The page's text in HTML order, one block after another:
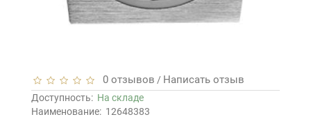
0 отзывов / Написать отзыв
Доступность: На складе
Наименование: 12648383